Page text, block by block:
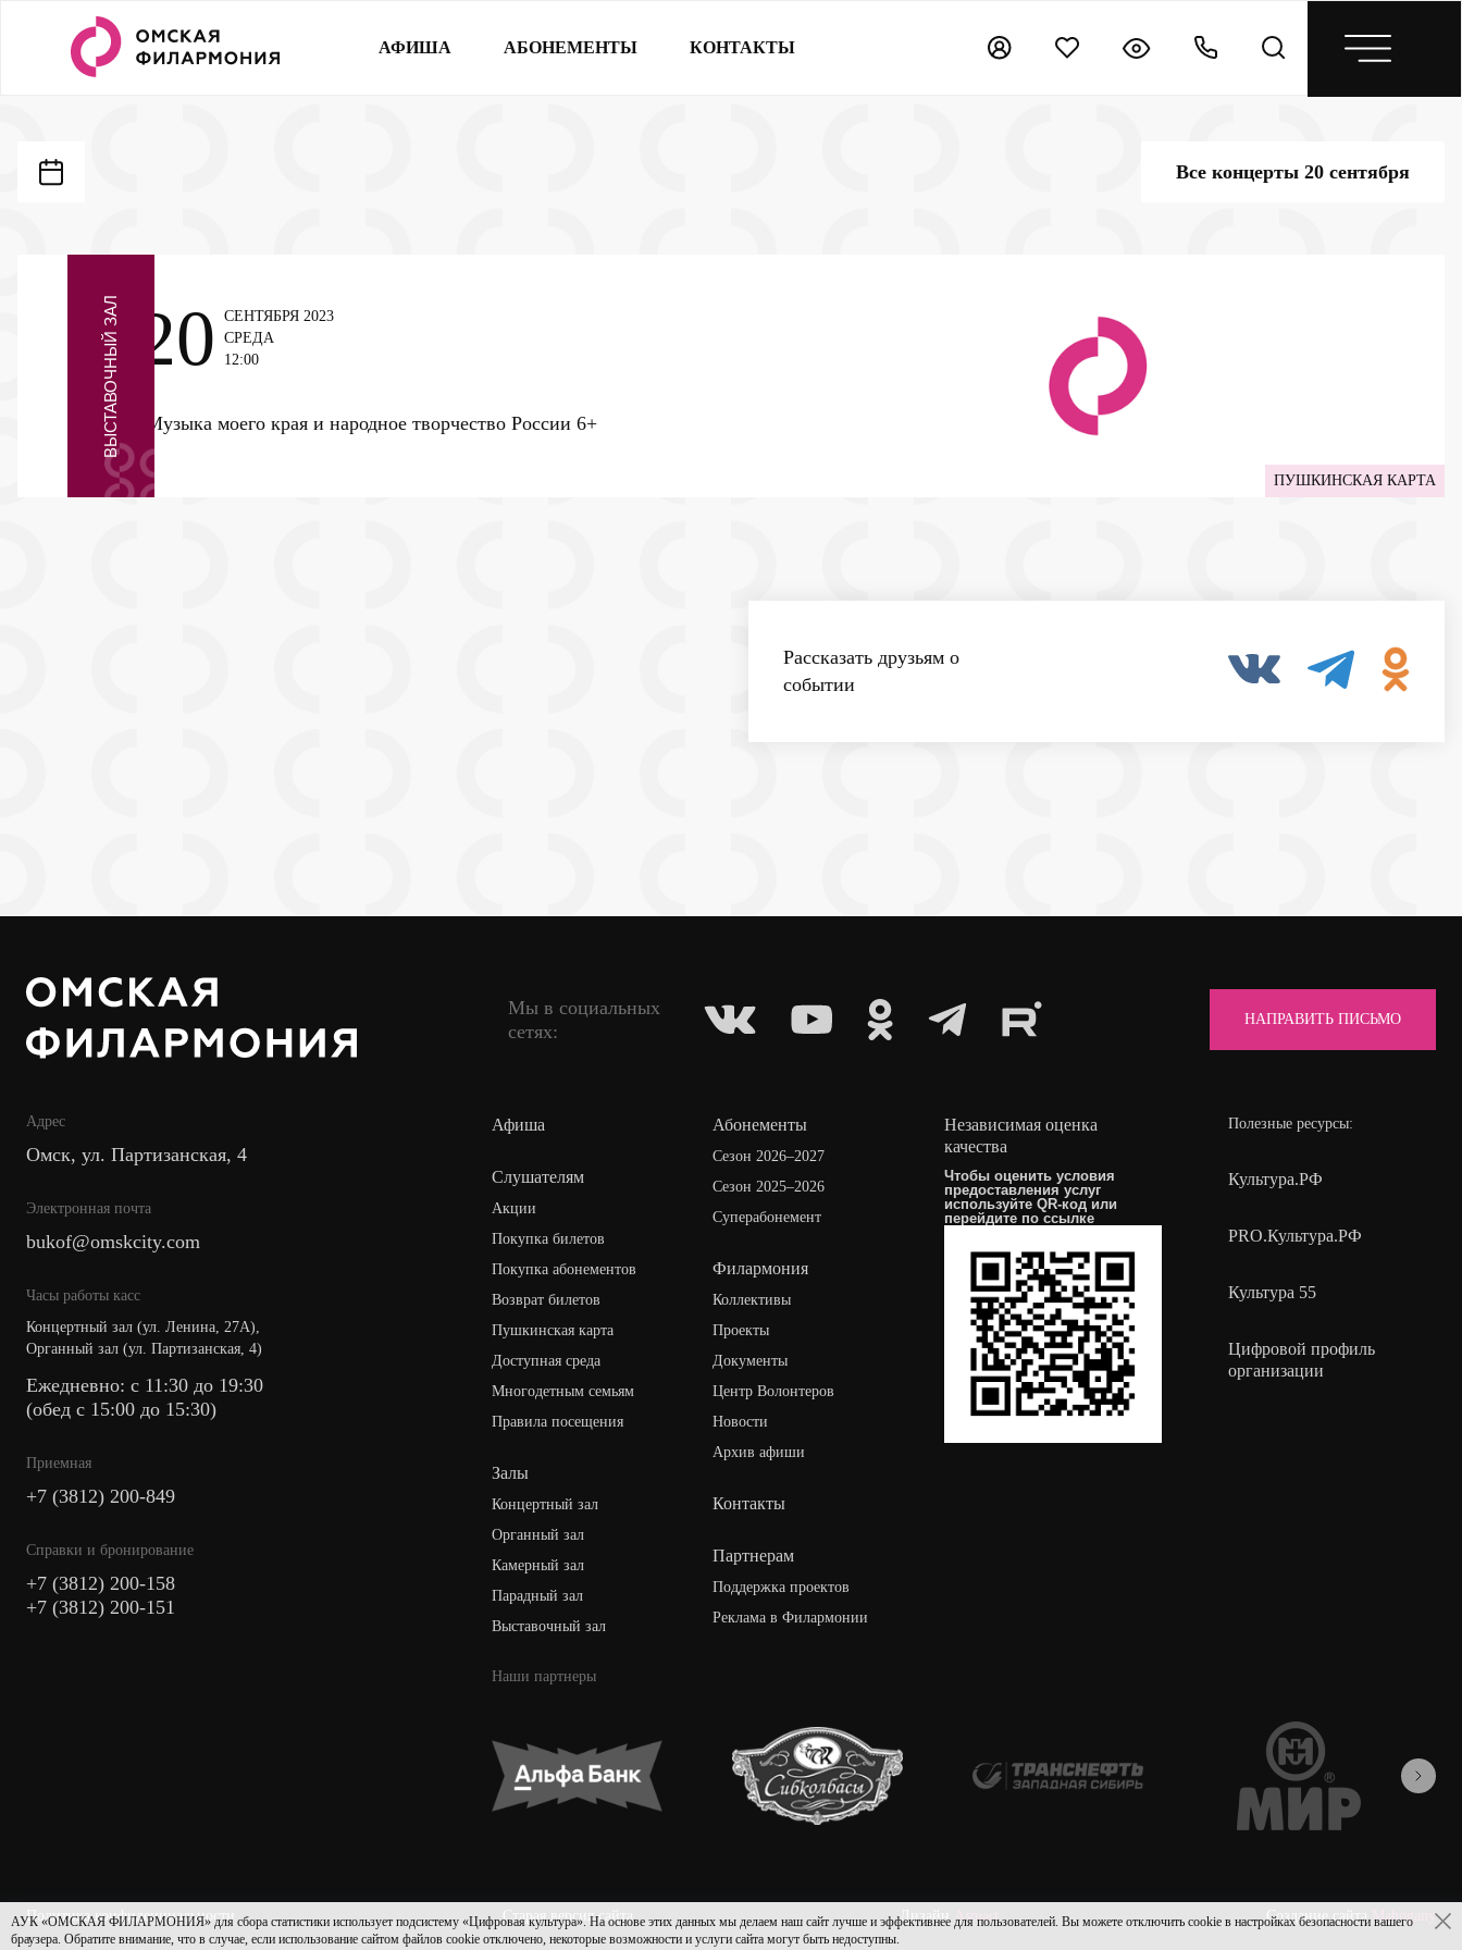
АФИША АБОНЕМЕНТЫ КОНТАКТЫ
Все концерты 20 сентября
ВЫСТАВОЧНЫЙ ЗАЛ
ПУШКИНСКАЯ КАРТА
Музыка моего края и народное творчество России 6+
20
СЕНТЯБРЯ 2023
СРЕДА
12:00
Рассказать друзьям о
событии
Мы в социальных
сетях:
НАПРАВИТЬ ПИСЬМО
Адрес
Омск, ул. Партизанская, 4
Электронная почта
bukof@omskcity.com
Часы работы касс
Концертный зал (ул. Ленина, 27А),
Органный зал (ул. Партизанская, 4)
Ежедневно: с 11:30 до 19:30
(обед с 15:00 до 15:30)
Приемная
+7 (3812) 200-849
Cправки и бронирование
+7 (3812) 200-158
+7 (3812) 200-151
Афиша
Слушателям
Акции
Покупка билетов
Покупка абонементов
Возврат билетов
Пушкинская карта
Доступная среда
Многодетным семьям
Правила посещения
Залы
Концертный зал
Органный зал
Камерный зал
Парадный зал
Выставочный зал
Абонементы
Сезон 2026–2027
Сезон 2025–2026
Суперабонемент
Филармония
Коллективы
Проекты
Документы
Центр Волонтеров
Новости
Архив афиши
Контакты
Партнерам
Поддержка проектов
Реклама в Филармонии
Независимая оценка
качества
Чтобы оценить условия
предоставления услуг
используйте QR-код или
перейдите поссылке
Полезные ресурсы:
Культура.РФ
PRO.Культура.РФ
Культура 55
Цифровой профиль
организации
Наши партнеры
Политика конфиденциальности Старая версия сайта Дизайн Создание сайта Mahogany
АУК «ОМСКАЯ ФИЛАРМОНИЯ» для сбора статистики использует подсистему «Цифровая культура». На основе этих данных мы делаем наш сайт лучше и эффективнее для пользователей. Вы можете отключить cookie в настройках безопасности вашего
браузера. Обратите внимание, что в случае, если использование сайтом файлов cookie отключено, некоторые возможности и услуги сайта могут быть недоступны.